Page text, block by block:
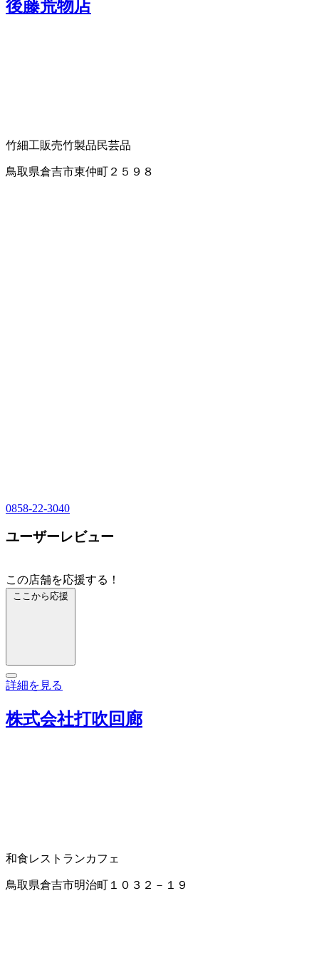
後藤荒物店
竹細工販売竹製品民芸品
鳥取県倉吉市東仲町２５９８
0858-22-3040
ユーザーレビュー
この店舗を応援する！
ここから応援
詳細を見る
株式会社打吹回廊
和食レストランカフェ
鳥取県倉吉市明治町１０３２－１９